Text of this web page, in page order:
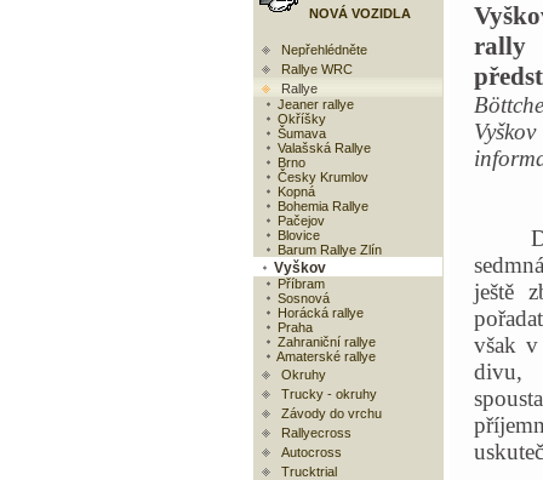
NOVÁ VOZIDLA
Nepřehlédněte
Rallye WRC
Rallye
Jeaner rallye
Okříšky
Šumava
Valašská Rallye
Brno
Česky Krumlov
Kopná
Bohemia Rallye
Pačejov
Blovice
Barum Rallye Zlín
Vyškov
Příbram
Sosnová
Horácká rallye
Praha
Zahraniční rallye
Amaterské rallye
Okruhy
Trucky - okruhy
Závody do vrchu
Rallyecross
Autocross
Trucktrial
ještě
však
divu,